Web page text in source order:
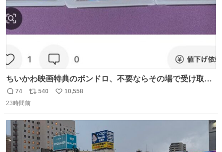
ちいかわ映画特典のボンドロ、不要ならその場で受け取り
辞退すれば良いのに白々しい
返
信
74
リ
ポ
ト
数
540
い
数
10,558
23時間前